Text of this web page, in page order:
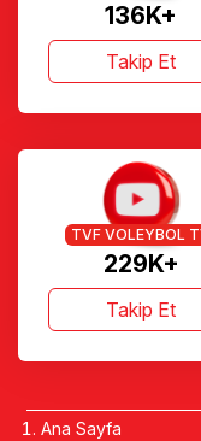
136K+
Takip Et
229K+
TVF VOLEYBOL
Takip Et
Ana Sayfa